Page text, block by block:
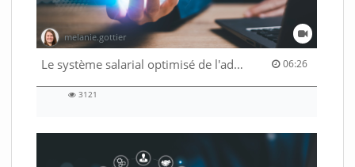
melanie.gottier
Le système salarial optimisé de l'administration fédérale 06:26
06:26 duration
3121